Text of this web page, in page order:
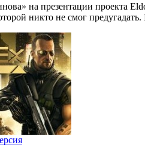
на презентации проекта
никто не смог предугадать.